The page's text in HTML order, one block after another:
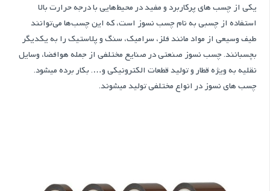
یکی از چسب های پرکاربرد و مفید در محیط‌هایی با درجه حرارت بالا
استفاده از چسبی به نام چسب نسوز است، که این چسب‌ها می‌توانند
طیف وسیعی از مواد مانند فلز، سرامیک، سنگ و پلاستیک را به یکدیگر
بچسبانند. چسب نسوز صنعتی در صنایع مختلفی از جمله هوافضا، وسایل
نقلیه به ویژه قطار و تولید قطعات الکترونیکی و…. بکار برده میشود.
چسب های نسوز در انواع مختلفی تولید میشوند.